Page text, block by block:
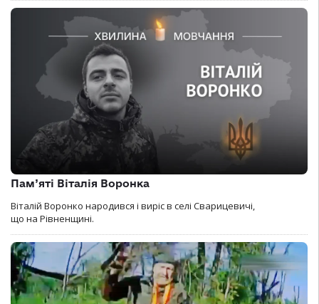
Пам’яті Віталія Воронка
Віталій Воронко народився і виріс в селі Сварицевичі,
що на Рівненщині.